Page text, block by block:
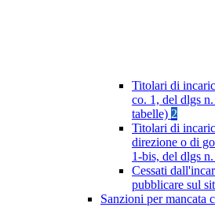
Titolari di
co. 1, del dlgs
tabelle) 2
Titolari di
direzione o di
1-bis, del dlgs
Cessati
pubblicare sul
Sanzioni per mancata